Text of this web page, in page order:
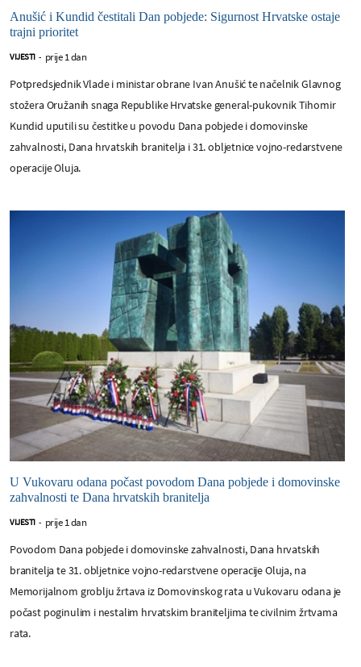
Anušić i Kundid čestitali Dan pobjede: Sigurnost Hrvatske ostaje
trajni prioritet
VIJESTI - prije 1 dan
Potpredsjednik Vlade i ministar obrane Ivan Anušić te načelnik Glavnog
stožera Oružanih snaga Republike Hrvatske general-pukovnik Tihomir
Kundid uputili su čestitke u povodu Dana pobjede i domovinske
zahvalnosti, Dana hrvatskih branitelja i 31. obljetnice vojno-redarstvene
operacije Oluja.
U Vukovaru odana počast povodom Dana pobjede i domovinske
zahvalnosti te Dana hrvatskih branitelja
VIJESTI - prije 1 dan
Povodom Dana pobjede i domovinske zahvalnosti, Dana hrvatskih
branitelja te 31. obljetnice vojno-redarstvene operacije Oluja, na
Memorijalnom groblju žrtava iz Domovinskog rata u Vukovaru odana je
počast poginulim i nestalim hrvatskim braniteljima te civilnim žrtvama
rata.